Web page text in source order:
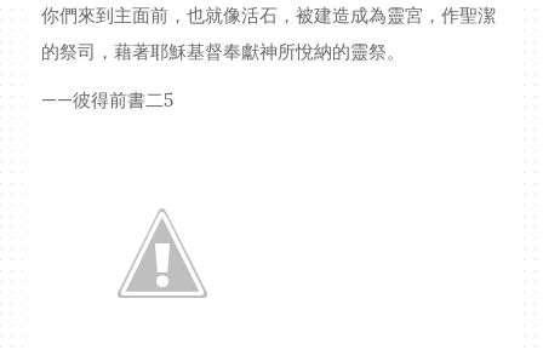
你們來到主面前，也就像活石，被建造成為靈宮，作聖潔
的祭司，藉著耶穌基督奉獻神所悅納的靈祭。
——彼得前書二5